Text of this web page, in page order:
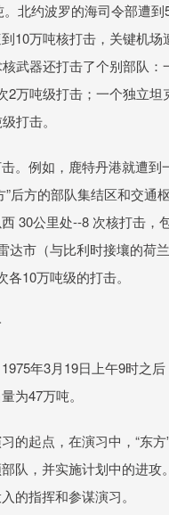
。北约波罗的海司令部遭
10万吨核打击，关键机
武器还打击了个别部队：
2万吨级打击；一个独立坦
打击。
。例如，鹿特丹港就遭到
”后方的部队集结区和交通
30公里处--8 次核打击，
达市（与比利时接壤的荷
10万吨级的打击。
年3月19日上午9时之
为47万吨。
的起点，在演习中，“东
队，并实施计划中的进攻
的指挥和参谋演习。